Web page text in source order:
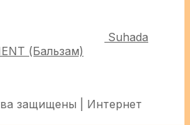
Suhada
(Бальзам)
защищены | Интернет